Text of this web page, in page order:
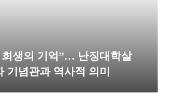
희생의 기억”… 난징대학살
기념관과 역사적 의미